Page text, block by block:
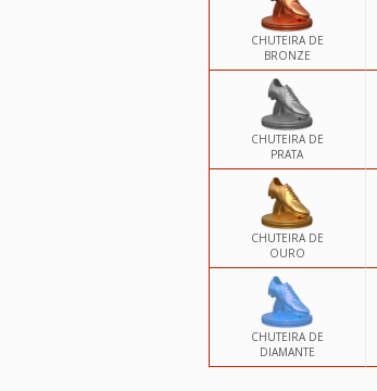
CHUTEIRA DE
BRONZE
CHUTEIRA DE
PRATA
CHUTEIRA DE
OURO
CHUTEIRA DE
DIAMANTE